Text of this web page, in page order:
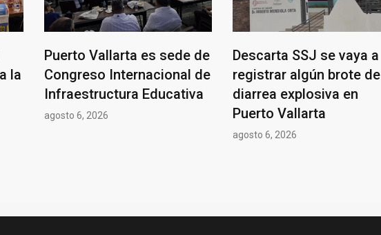
la
Puerto Vallarta es sede de
Congreso Internacional de
Infraestructura Educativa
agosto 6, 2026
Descarta SSJ se vaya a
registrar algún brote de
diarrea explosiva en
Puerto Vallarta
agosto 6, 2026